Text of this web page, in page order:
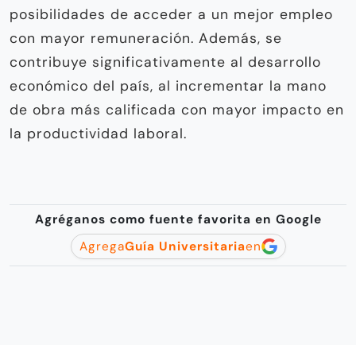
posibilidades de acceder a un mejor empleo
con mayor remuneración. Además, se
contribuye significativamente al desarrollo
económico del país, al incrementar la mano
de obra más calificada con mayor impacto en
la productividad laboral.
Agréganos como fuente favorita en Google
AgregaGuía Universitariaen